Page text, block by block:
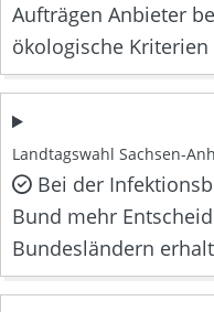
Aufträgen Anbieter
ökologische
Landtagswahl Sachsen-
Bei der
Bund mehr
Bundesländern